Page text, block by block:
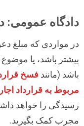
دادگاه عمومی:
در مواردی که مبلغ
بیشتر باشد، یا
باشد (مانند فسخ
مربوط به قرارداد
رسیدگی را خواهد
مجرب کمک بگیرید.